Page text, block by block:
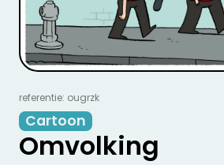
referentie: ougrzk
Cartoon
Omvolking